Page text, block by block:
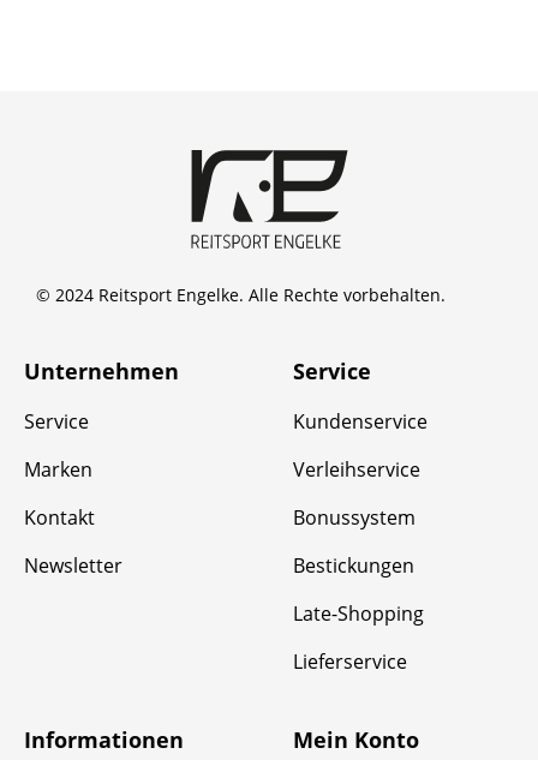
© 2024 Reitsport Engelke. Alle Rechte vorbehalten.
Unternehmen
Service
Marken
Kontakt
Newsletter
Service
Kundenservice
Verleihservice
Bonussystem
Bestickungen
Late-Shopping
Lieferservice
Informationen Mein Konto